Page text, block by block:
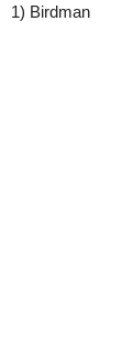
1) Birdman